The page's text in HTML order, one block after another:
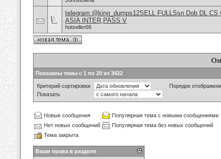
telegram:@king_dumps12SELL FULLSsn Dob DL
ASIA INTER,PASS V
hotseller68
Показаны темы с 1 по 20 из 3422
Критерий сортировки
Порядок
Показать
Новые сообщения
Популярная тема с новыми сообщениями
Нет новых сообщений
Популярная тема без новых сообщений
Тема закрыта
Ваши права в разделе